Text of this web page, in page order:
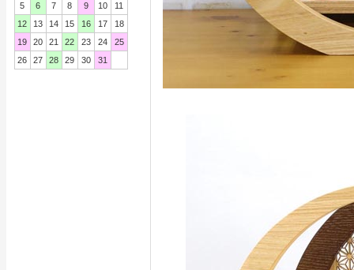
5
6 7 8 9 10
11
12
13 14 15 16 17
18
19
20 21 22 23 24
25
26
27 28 29 30 31